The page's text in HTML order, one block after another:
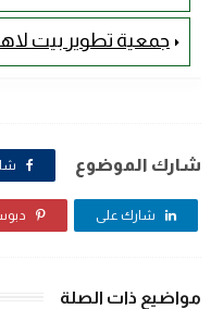
جمعية تطوير بيت
شارك الموضوع
شارك على
مواضيع ذات الصلة